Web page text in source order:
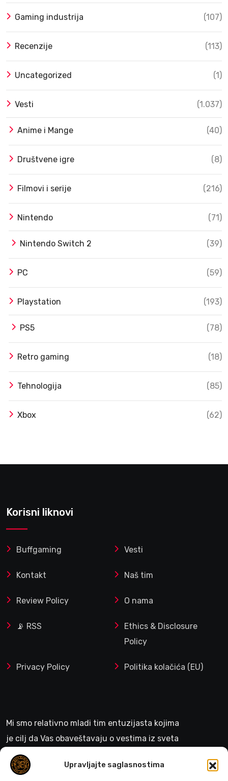
Upravljajte saglasnostima
Gaming industrija (107)
Recenzije (113)
Uncategorized (1)
Vesti (1.037)
Anime i Mange (40)
Društvene igre (8)
Filmovi i serije (216)
Nintendo (71)
Nintendo Switch 2 (39)
PC (59)
Playstation (193)
PS5 (78)
Retro gaming (18)
Tehnologija (85)
Xbox (62)
Korisni liknovi
Buffgaming Vesti
Kontakt Naš tim
Review Policy O nama
📡 RSS
Ethics & Disclosure
Policy
Privacy Policy Politika kolačića (EU)
Mi smo relativno mladi tim entuzijasta kojima
je cilj da Vas obaveštavaju o vestima iz sveta
gejminga